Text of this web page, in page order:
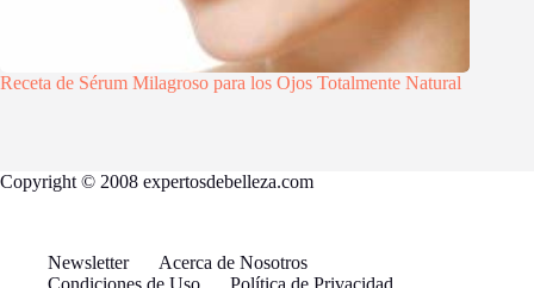
Receta de Sérum Milagroso para los Ojos Totalmente Natural
Copyright © 2008 expertosdebelleza.com
Newsletter
Acerca de Nosotros
Condiciones de Uso
Política de Privacidad